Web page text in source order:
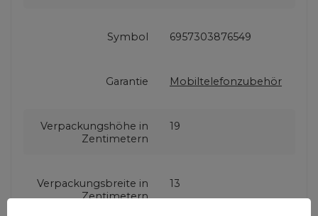
Symbol 6957303876549
Garantie Mobiltelefonzubehör
Verpackungshöhe in
Zentimetern
19
Verpackungsbreite in
Zentimetern
13